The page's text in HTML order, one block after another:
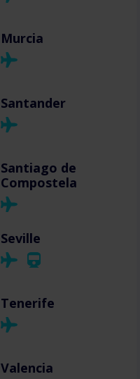
Murcia
Santander
Santiago de
Compostela
Seville
Tenerife
Valencia